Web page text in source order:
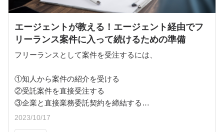
エージェントが教える！エージェント経由でフ
リーランス案件に入って続けるための準備
フリーランスとして案件を受注するには、
①知人から案件の紹介を受ける
②受託案件を直接受注する
③企業と直接業務委託契約を締結する
④エージェントを活用する
2023/10/17